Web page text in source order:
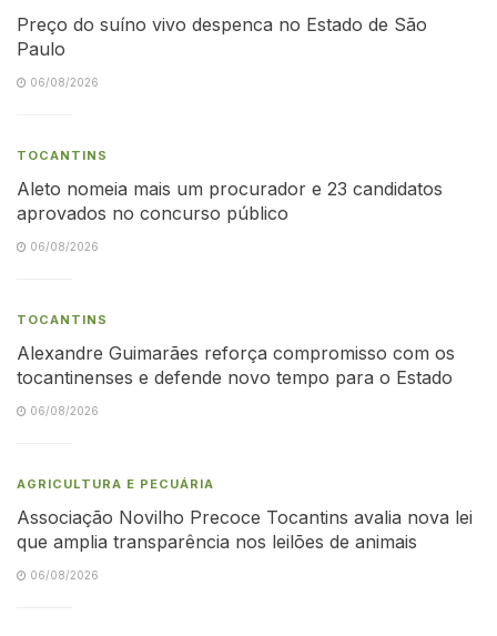
Preço do suíno vivo despenca no Estado de São
Paulo
06/08/2026
TOCANTINS
Aleto nomeia mais um procurador e 23 candidatos
aprovados no concurso público
06/08/2026
TOCANTINS
Alexandre Guimarães reforça compromisso com os
tocantinenses e defende novo tempo para o Estado
06/08/2026
AGRICULTURA E PECUÁRIA
Associação Novilho Precoce Tocantins avalia nova lei
que amplia transparência nos leilões de animais
06/08/2026